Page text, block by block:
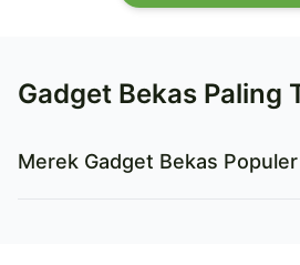
Gadget Bekas Paling
Merek Gadget Bekas Populer